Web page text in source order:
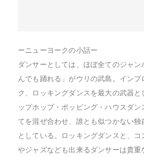
ーニューヨークの小話ー
ダンサーとしては、ほぼ全てのジャ
んでも踊れる」がウリの武島。イン
ク、ロッキングダンスを最大の武器
ップホップ・ポッピング・ハウスダ
てを混ぜ合わせ、誰とも似つかない
としている。ロッキングダンスと、
やジャズなども出来るダンサーは貴